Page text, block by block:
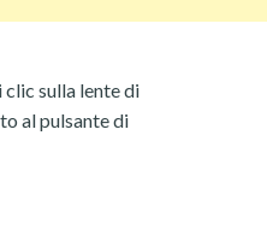
clic sulla lente di
al pulsante di